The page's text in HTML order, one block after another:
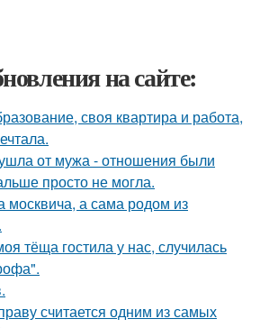
на сайте:
своя квартира и работа,
от мужа - отношения были
просто не могла.
а сама родом из
тёща гостила у нас, случилась
считается одним из самых